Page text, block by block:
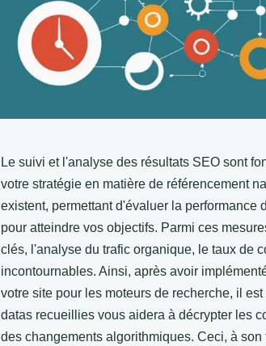
Le suivi et l'analyse des résultats SEO sont
votre stratégie en matière de référencement
existent, permettant d'évaluer la performance
pour atteindre vos objectifs. Parmi ces
clés, l'analyse du trafic organique, le taux de
incontournables. Ainsi, après avoir
votre site pour les moteurs de recherche, il
datas recueillies vous aidera à décrypter les
des changements algorithmiques. Ceci, à